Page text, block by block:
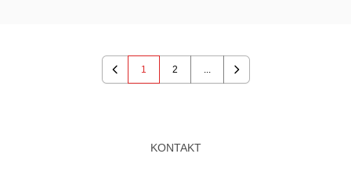
Previous
1 2 ...
Next
KONTAKT